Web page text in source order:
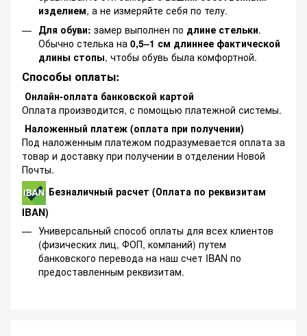
изделием, а не измеряйте себя по телу.
Для обуви: замер выполнен по длине стельки.
Обычно стелька на 0,5–1 см длиннее фактической
длины стопы, чтобы обувь была комфортной.
Способы оплаты:
Онлайн-оплата банковской картой
Оплата производится, с помощью платежной системы.
Наложенный платеж (оплата при получении)
Под наложенным платежом подразумевается оплата за
товар и доставку при получении в отделении Новой
Почты.
Безналичный расчет (Оплата по реквизитам
IBAN)
Универсальный способ оплаты для всех клиентов
(физических лиц, ФОП, компаний) путем
банковского перевода на наш счет IBAN по
предоставленным реквизитам.